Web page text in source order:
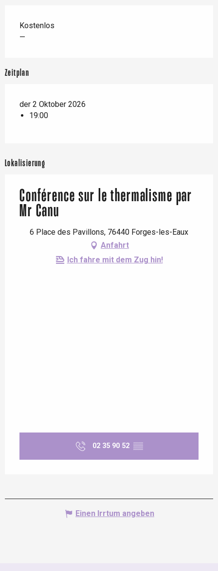
Kostenlos
—
Zeitplan
der 2 Oktober 2026
19:00
Lokalisierung
Conférence sur le thermalisme par
Mr Canu
6 Place des Pavillons, 76440 Forges-les-Eaux
Anfahrt
Ich fahre mit dem Zug hin!
02 35 90 52 ▒▒
Einen Irrtum angeben